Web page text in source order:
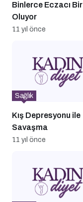
Binlerce Eczacı Bir
Oluyor
11 yıl önce
Kış Depresyonu ile
Savaşma
Sağlık
11 yıl önce